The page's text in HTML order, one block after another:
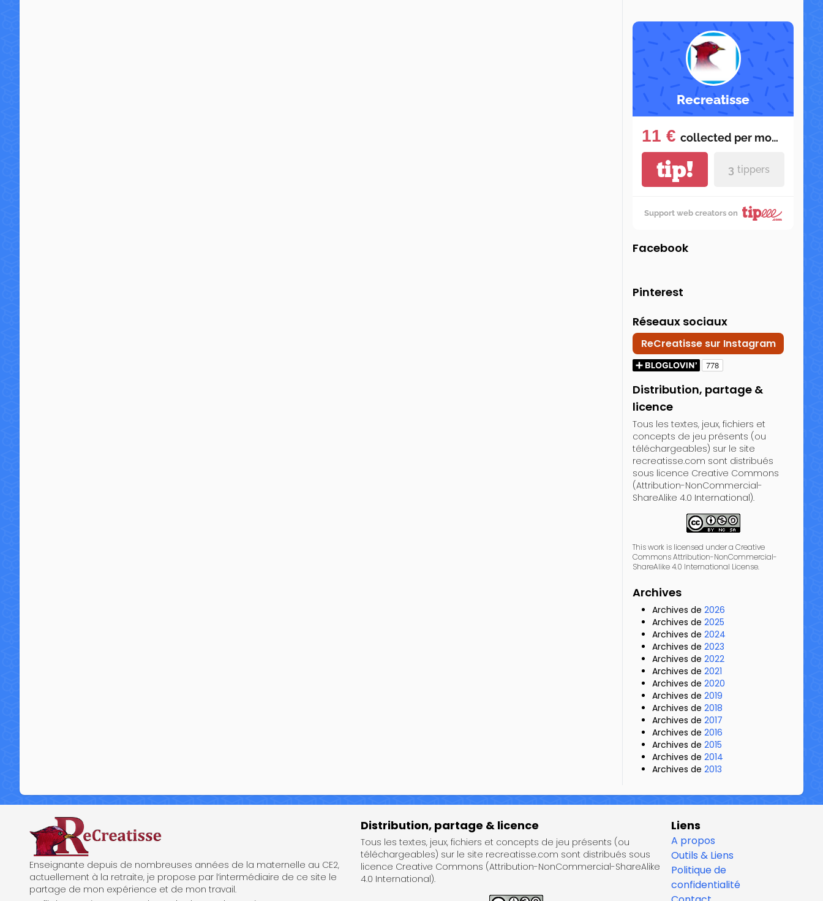
Recreatisse
11 € collected per month
tip! 3 tippers
Support web creators on
Facebook
Pinterest
Réseaux sociaux
ReCreatisse sur Instagram
Distribution, partage &
licence
Tous les textes, jeux, fichiers et
concepts de jeu présents (ou
téléchargeables) sur le site
recreatisse.com sont distribués
sous licence Creative Commons
(Attribution-NonCommercial-
ShareAlike 4.0 International).
This work is licensed under a Creative
Commons Attribution-NonCommercial-
ShareAlike 4.0 International License.
Archives
Archives de 2026
Archives de 2025
Archives de 2024
Archives de 2023
Archives de 2022
Archives de 2021
Archives de 2020
Archives de 2019
Archives de 2018
Archives de 2017
Archives de 2016
Archives de 2015
Archives de 2014
Archives de 2013
ReCreatisse
Enseignante depuis de nombreuses années de la maternelle au CE2,
actuellement à la retraite, je propose par l’intermédiaire de ce site le
partage de mon expérience et de mon travail.
Distribution, partage & licence
Tous les textes, jeux, fichiers et concepts de jeu présents (ou
téléchargeables) sur le site recreatisse.com sont distribués sous
licence Creative Commons (Attribution-NonCommercial-ShareAlike
4.0 International).
Liens
A propos
Outils & Liens
Politique de
confidentialité